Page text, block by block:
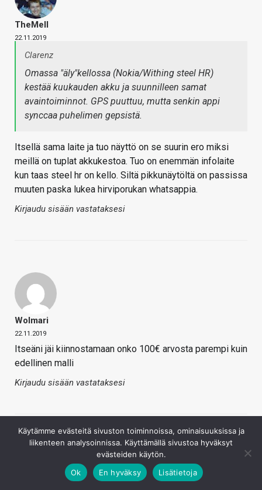
TheMeII
22.11.2019
Clarenz
Omassa "äly"kellossa (Nokia/Withing steel HR)
kestää kuukauden akku ja suunnilleen samat
avaintoiminnot. GPS puuttuu, mutta senkin appi
synccaa puhelimen gepsistä.
Itsellä sama laite ja tuo näyttö on se suurin ero miksi
meillä on tuplat akkukestoa. Tuo on enemmän infolaite
kun taas steel hr on kello. Siltä pikkunäytöltä on passissa
muuten paska lukea hirviporukan whatsappia.
Kirjaudu sisään vastataksesi
Wolmari
22.11.2019
Itseäni jäi kiinnostamaan onko 100€ arvosta parempi kuin
edellinen malli
Kirjaudu sisään vastataksesi
Käytämme evästeitä sivuston toiminnoissa, ominaisuuksissa ja
liikenteen analysoinnissa. Käyttämällä sivustoa hyväksyt
evästeiden käytön.
Ok
En hyväksy Lisätietoja